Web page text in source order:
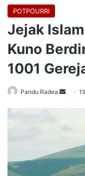
POTPOURRI
Jejak
Kuno
1001
Pandu Radea
Send